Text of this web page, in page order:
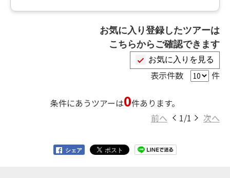
お気に入り登録したツアーは
こちらからご確認できます
お気に入りを見る
表示件数 件
条件にあうツアーは0件あります。
前へ
1/1 次へ
シェア